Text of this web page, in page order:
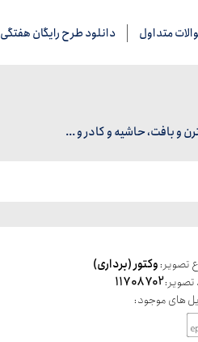
متداول دانلود طرح رایگان هفتگی
و بافت، حاشیه و کادر و ...
تصویر:وکتور (برداری)
تصویر:11708702
های موجود: